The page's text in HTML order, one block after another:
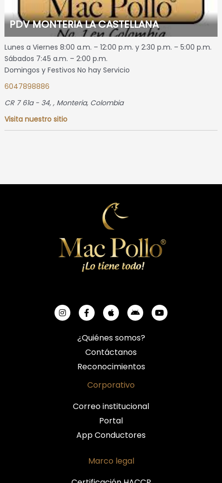
PDV MONTERIA LA CASTELLANA
Lunes a Viernes 8:00 a.m. – 12:00 p.m. y 2:30 p.m. – 5:00 p.m.
Sábados 7:45 a.m. – 2:00 p.m.
Domingos y Festivos No hay Servicio
6047898886
CR 7 61a - 34, , Monteria, Colombia
Visita nuestro sitio
¿Quiénes somos?
Contáctanos
Reconocimientos
Corporativo
Correo institucional
Portal
App Conductores
Marco legal